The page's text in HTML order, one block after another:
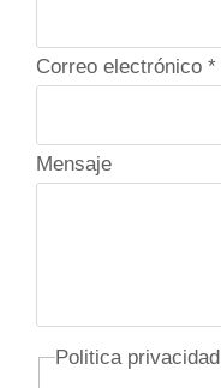
m
b
e
T
Correo electrónico *
Mensaje
Politica privacidad